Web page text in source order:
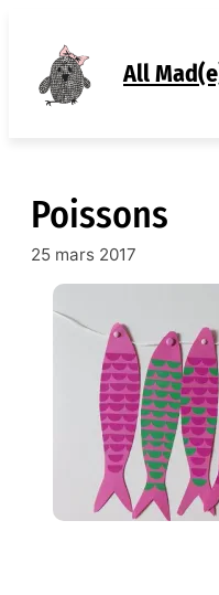
contenu
All
Poissons
25 mars 2017